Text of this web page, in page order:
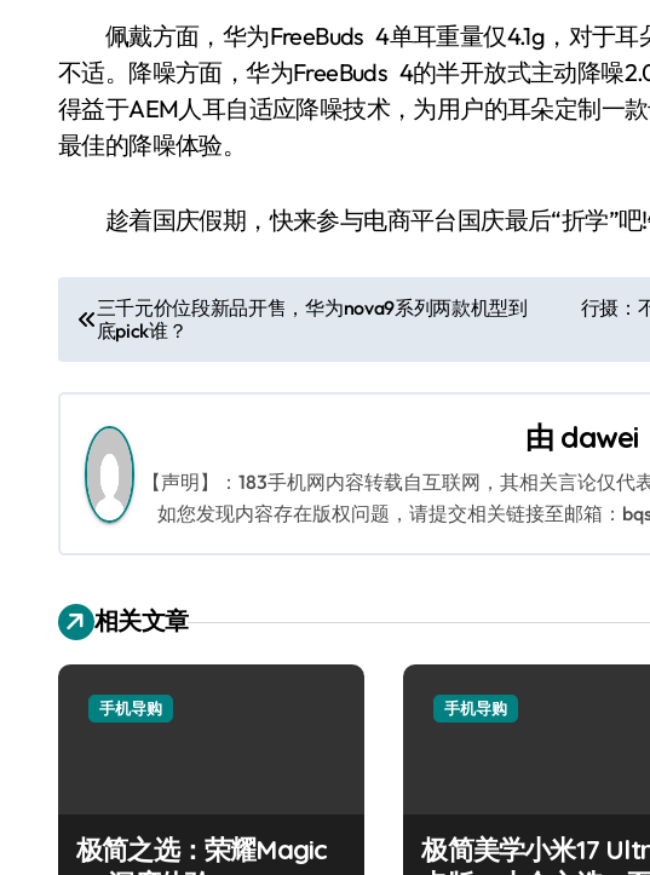
佩戴方面，华为FreeBuds 4单耳重量仅4.1g，对于耳
不适。降噪方面，华为FreeBuds 4的半开放式主动降噪
得益于AEM人耳自适应降噪技术，为用户的耳朵定制一
最佳的降噪体验。
趁着国庆假期，快来参与电商平台国庆最后“折学”吧!
文
章
导
航
三千元价位段新品开售，华为nova9系列两款机型到
底pick谁？
行摄：
由 dawei
【声明】：183手机网内容转载自互联网，其相关言论仅代
如您发现内容存在版权问题，请提交相关链接至邮箱：
相关文章
手机导购
极简之选：荣耀Magic
手机导购
极简美学小米17